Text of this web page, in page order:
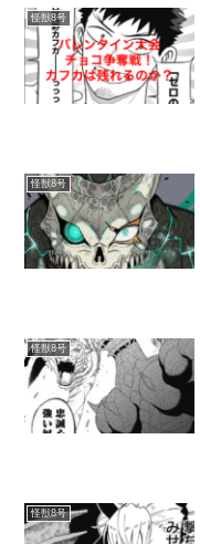
怪獣8号
怪獣8号
怪獣8号
怪獣8号